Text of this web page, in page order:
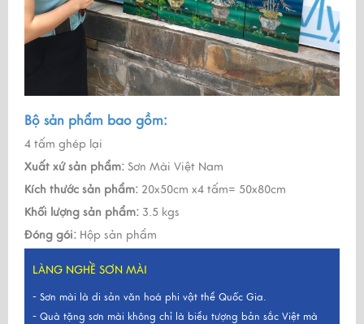
Bộ sản phẩm bao gồm:
4 tấm ghép lại
Xuất xứ sản phẩm: Sơn Mài Việt Nam
Kích thước sản phẩm: 20x50cm x4 tấm= 50x80cm
Khối lượng sản phẩm: 3.5 kgs
Đóng gói: Hộp sản phẩm
LÀNG NGHỀ SƠN MÀI
- Sơn mài là di sản văn hoá phi vật thể Quốc Gia.
- Quà tặng sơn mài không chỉ là biểu tượng bản sắc Việt mà